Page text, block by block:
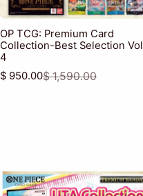
OP TCG: Premium Card
Collection-Best Selection Vol
4
Precio de venta
$ 950.00
Precio habitual
$ 1,590.00